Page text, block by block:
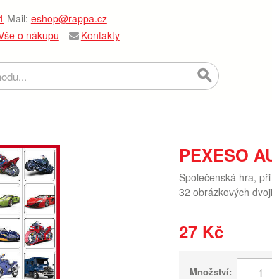
Mail: eshop@rappa.cz
o nákupu Kontakty
PEXESO
Společenská hra,
32 obrázkových
27 Kč
Množství: